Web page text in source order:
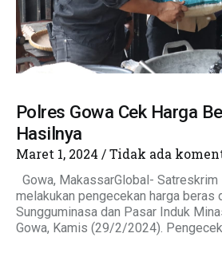
Polres Gowa Cek Harga
Hasilnya
Maret 1, 2024 Tidak ada
Gowa, MakassarGlobal-
melakukan pengecekan harga beras
Sungguminasa dan Pasar Induk
Gowa, Kamis (29/2/2024).